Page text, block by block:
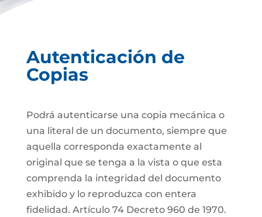
Autenticación de
Copias
Podrá autenticarse una copia mecánica o
una literal de un documento, siempre que
aquella corresponda exactamente al
original que se tenga a la vista o que esta
comprenda la integridad del documento
exhibido y lo reproduzca con entera
fidelidad. Artículo 74 Decreto 960 de 1970.